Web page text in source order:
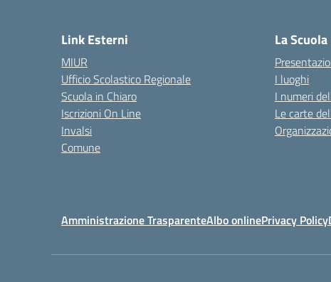
Link Esterni
MIUR
Ufficio Scolastico Regionale
Scuola in Chiaro
Iscrizioni On Line
Invalsi
Comune
La Scuola
I luoghi
I numeri
Le carte
Amministrazione TrasparenteAlbo onlinePrivacy Policy